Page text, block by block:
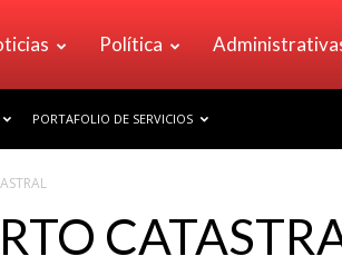
Política
PORTAFOLIO DE SERVICIOS